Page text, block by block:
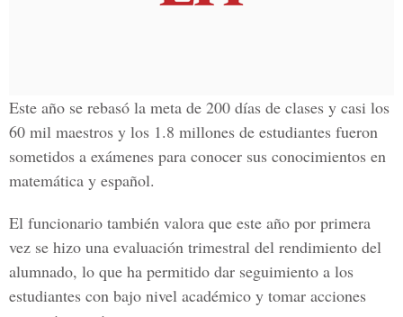
Este año se rebasó la meta de 200 días de clases y casi los
60 mil maestros y los 1.8 millones de estudiantes fueron
sometidos a exámenes para conocer sus conocimientos en
matemática y español.
El funcionario también valora que este año por primera
vez se hizo una evaluación trimestral del rendimiento del
alumnado, lo que ha permitido dar seguimiento a los
estudiantes con bajo nivel académico y tomar acciones